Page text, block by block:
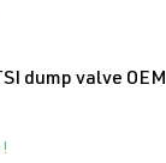
sur 5 étoiles
dump valve OEM